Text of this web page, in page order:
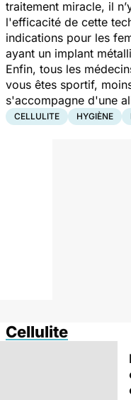
traitement miracle, il
l'efficacité de cette
indications pour les
ayant un implant
Enfin, tous les
vous êtes sportif,
s'accompagne d'une
CELLULITE HYGIÈNE
Cellulite